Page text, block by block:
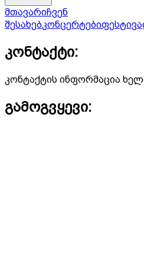
მთავარიჩვენ
შესახებკონცერტები
კონტაქტი:
კონტაქტის ინფორმაცია
გამოგვყევი: